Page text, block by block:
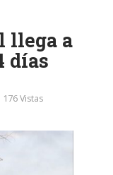
llega a
días
176 Vistas